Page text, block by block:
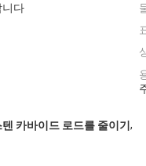
니다
카바이드 로드를 줄이기 ,